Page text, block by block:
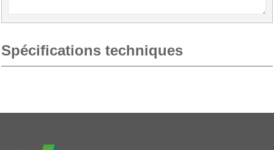
Spécifications techniques